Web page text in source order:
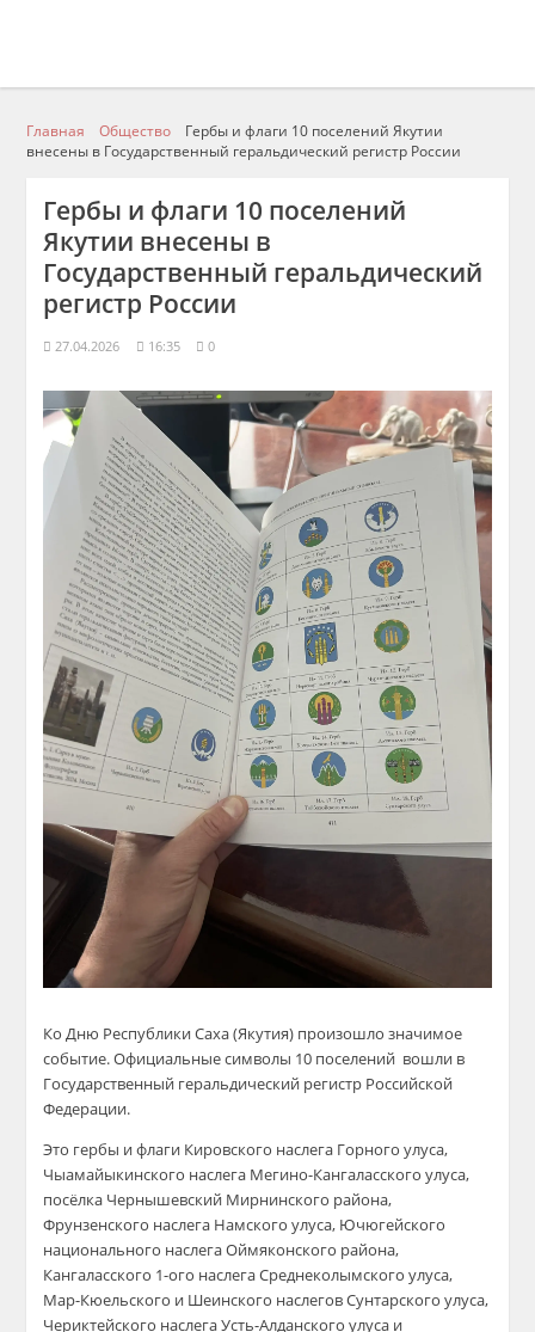
Главная Общество
Гербы и флаги 10 поселений Якутии
внесены в Государственный геральдический регистр России
Гербы и флаги 10 поселений
Якутии внесены в
Государственный геральдический
регистр России
27.04.2026 16:35 0
Ко Дню Республики Саха (Якутия) произошло значимое
событие. Официальные символы 10 поселений вошли в
Государственный геральдический регистр Российской
Федерации.
Это гербы и флаги Кировского наслега Горного улуса,
Чыамайыкинского наслега Мегино-Кангаласского улуса,
посёлка Чернышевский Мирнинского района,
Фрунзенского наслега Намского улуса, Ючюгейского
национального наслега Оймяконского района,
Кангаласского 1-ого наслега Среднеколымского улуса,
Мар-Кюельского и Шеинского наслегов Сунтарского улуса,
Чериктейского наслега Усть-Алданского улуса и